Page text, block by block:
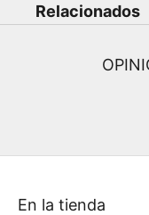
Relacionados
En la tienda